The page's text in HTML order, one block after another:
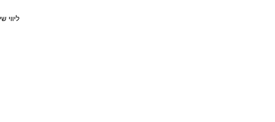
ליווי